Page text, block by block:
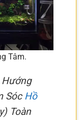
Tâm.
Hướng
SócHồ
Toàn